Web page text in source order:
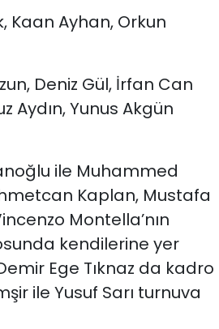
Kaan Ayhan, Orkun
Deniz Gül, İrfan Can
Aydın, Yunus Akgün
ile Muhammed
Kaplan, Mustafa
Montella’nın
kendilerine yer
Ege Tıknaz da kadro
ile Yusuf Sarı turnuva